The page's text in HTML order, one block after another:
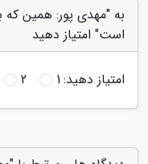
به "مهدی پور: همین که
است" امتیاز دهید
امتیاز دهید:1
2